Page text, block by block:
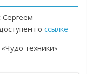
Сергеем
поссылке
техники»